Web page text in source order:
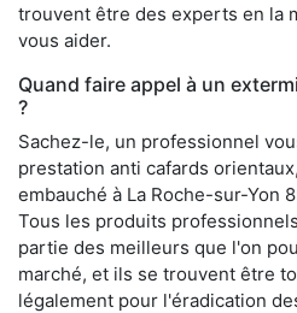
trouvent être des experts en la
vous aider.
Quand faire appel à un
?
Sachez-le, un professionnel
prestation anti cafards
embauché à La Roche-sur-Yon
Tous les produits
partie des meilleurs que l'on
marché, et ils se trouvent être
légalement pour l'éradication